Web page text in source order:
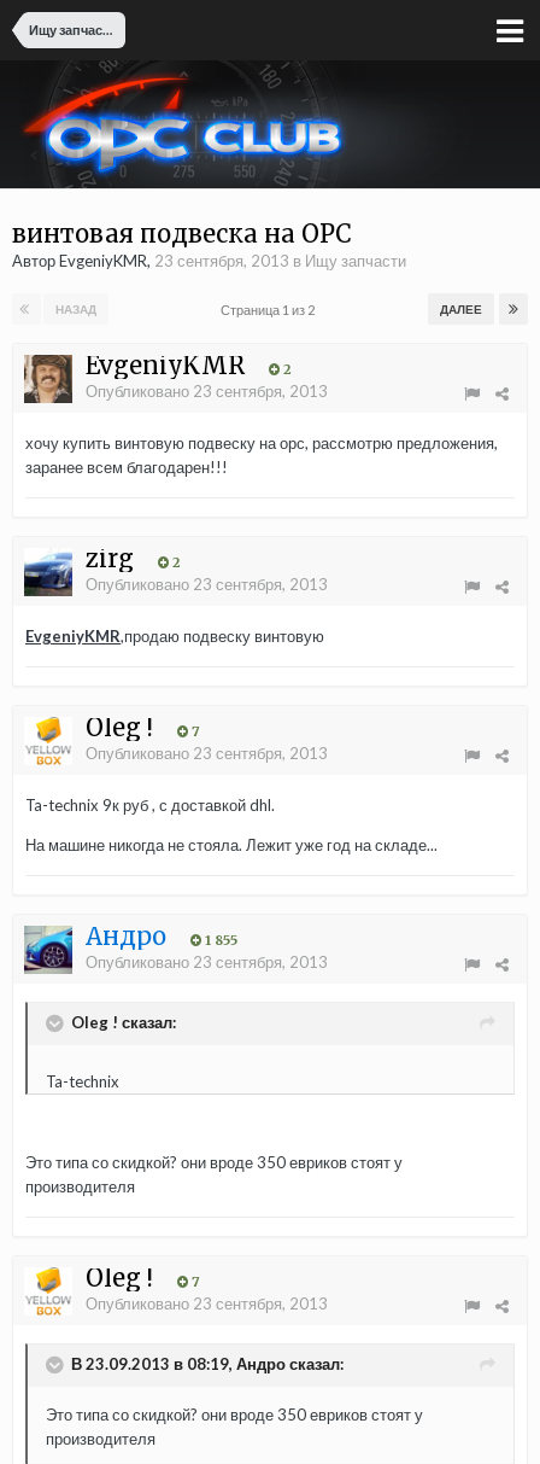
Ищу запчасти
винтовая подвеска на OPC
Автор EvgeniyKMR, 23 сентября, 2013 в Ищу запчасти
НАЗАД ДАЛЕЕ
Страница 1 из 2
EvgeniyKMR 2
Опубликовано 23 сентября, 2013
хочу купить винтовую подвеску на орс, рассмотрю предложения,
заранее всем благодарен!!!
zirg 2
Опубликовано 23 сентября, 2013
EvgeniyKMR,продаю подвеску винтовую
Oleg ! 7
Опубликовано 23 сентября, 2013
Ta-technix 9к руб , с доставкой dhl.
На машине никогда не стояла. Лежит уже год на складе...
Андро 1 855
Опубликовано 23 сентября, 2013
Oleg ! сказал:
Ta-technix
Это типа со скидкой? они вроде 350 евриков стоят у
производителя
Oleg ! 7
Опубликовано 23 сентября, 2013
В 23.09.2013 в 08:19, Андро сказал:
Это типа со скидкой? они вроде 350 евриков стоят у
производителя